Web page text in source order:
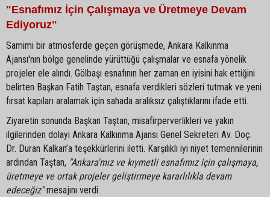
"Esnafımız İçin Çalışmaya ve Üretmeye Devam
Ediyoruz"
Samimi bir atmosferde geçen görüşmede, Ankara Kalkınma
Ajansı'nın bölge genelinde yürüttüğü çalışmalar ve esnafa yönelik
projeler ele alındı. Gölbaşı esnafının her zaman en iyisini hak ettiğini
belirten Başkan Fatih Taştan, esnafa verdikleri sözleri tutmak ve yeni
fırsat kapıları aralamak için sahada aralıksız çalıştıklarını ifade etti.
Ziyaretin sonunda Başkan Taştan, misafirperverlikleri ve yakın
ilgilerinden dolayı Ankara Kalkınma Ajansı Genel Sekreteri Av. Doç.
Dr. Duran Kalkan’a teşekkürlerini iletti. Karşılıklı iyi niyet temennilerinin
ardından Taştan, "Ankara'mız ve kıymetli esnafımız için çalışmaya,
üretmeye ve ortak projeler geliştirmeye kararlılıkla devam
edeceğiz"mesajını verdi.